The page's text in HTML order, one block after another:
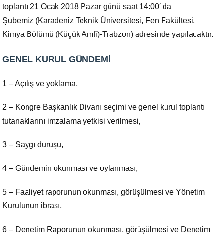
toplantı 21 Ocak 2018 Pazar günü saat 14:00′ da
Şubemiz (Karadeniz Teknik Üniversitesi, Fen Fakültesi,
Kimya Bölümü (Küçük Amfi)-Trabzon) adresinde yapılacaktır.
GENEL KURUL GÜNDEMİ
1 – Açılış ve yoklama,
2 – Kongre Başkanlık Divanı seçimi ve genel kurul toplantı
tutanaklarını imzalama yetkisi verilmesi,
3 – Saygı duruşu,
4 – Gündemin okunması ve oylanması,
5 – Faaliyet raporunun okunması, görüşülmesi ve Yönetim
Kurulunun ibrası,
6 – Denetim Raporunun okunması, görüşülmesi ve Denetim